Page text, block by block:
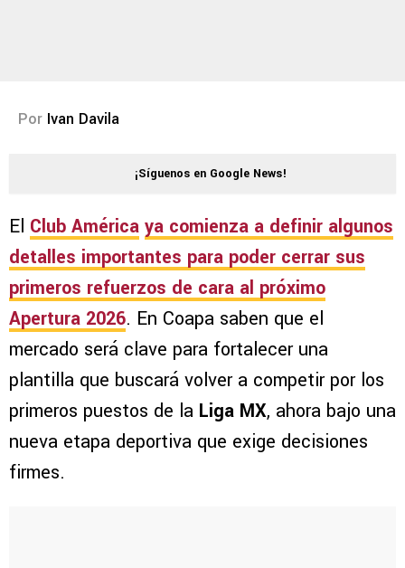
Por Ivan Davila
¡Síguenos en Google News!
El Club América ya comienza a definir algunos
detalles importantes para poder cerrar sus
primeros refuerzos de cara al próximo
Apertura 2026. En Coapa saben que el
mercado será clave para fortalecer una
plantilla que buscará volver a competir por los
primeros puestos de la Liga MX, ahora bajo una
nueva etapa deportiva que exige decisiones
firmes.